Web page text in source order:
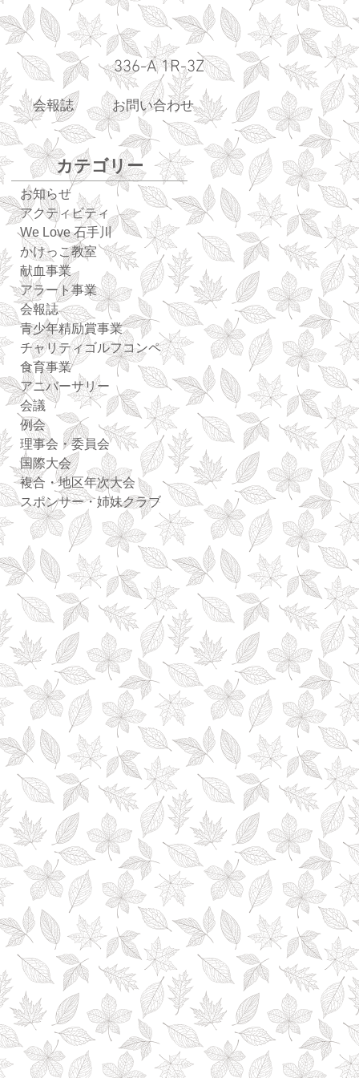
336-A 1R-3Z
会報誌 お問い合わせ
カテゴリー
お知らせ
アクティビティ
We Love 石手川
かけっこ教室
献血事業
アラート事業
会報誌
青少年精励賞事業
チャリティゴルフコンペ
食育事業
アニバーサリー
会議
例会
理事会・委員会
国際大会
複合・地区年次大会
スポンサー・姉妹クラブ